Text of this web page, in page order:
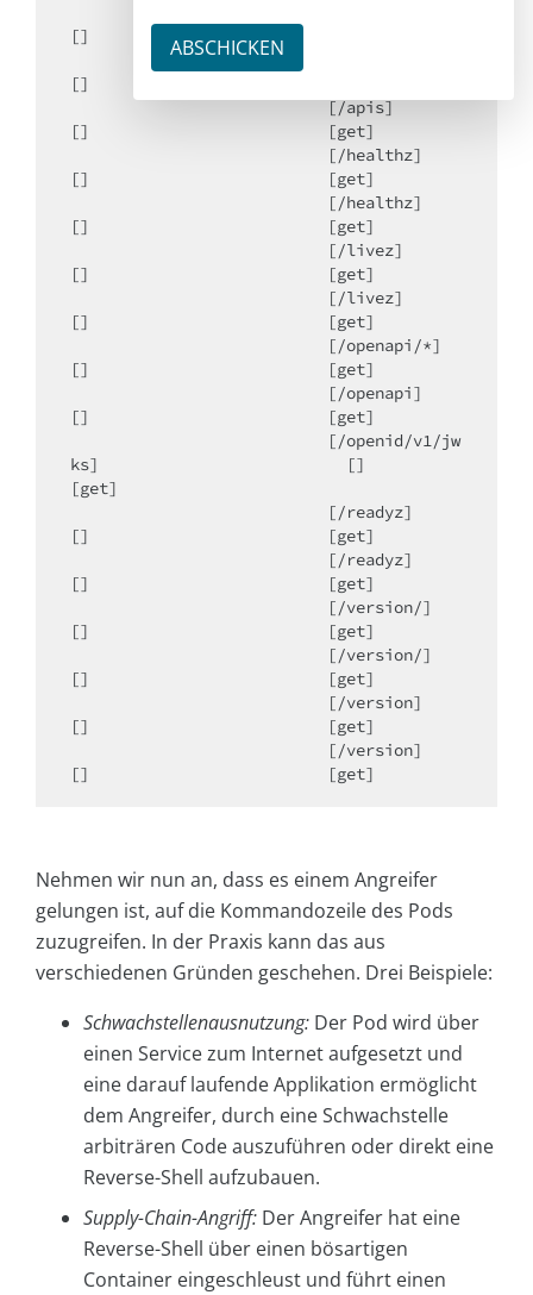
[]                         [get]
                           [/apis/*]
[]                         [get]
                           [/apis]
[]                         [get]
[]                         [get]
[]                         [get]
[]                         [get]
[]                         [get]
[]                         [get]
[]                         [get]
ks]                          []
[get]
[]                         [get]
[]                         [get]
[]                         [get]
[]                         [get]
[]                         [get]
[]                         [get]
Nehmen wir nun an, dass es einem Angreifer
gelungen ist, auf die Kommandozeile des Pods
zuzugreifen. In der Praxis kann das aus
verschiedenen Gründen geschehen. Drei Beispiele:
Schwachstellenausnutzung: Der Pod wird über
einen Service zum Internet aufgesetzt und
eine darauf laufende Applikation ermöglicht
dem Angreifer, durch eine Schwachstelle
arbiträren Code auszuführen oder direkt eine
Reverse-Shell aufzubauen.
Supply-Chain-Angriff: Der Angreifer hat eine
Reverse-Shell über einen bösartigen
Container eingeschleust und führt einen